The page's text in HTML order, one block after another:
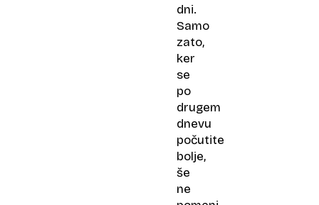
dni.
Samo
zato,
ker
se
po
drugem
dnevu
počutite
bolje,
še
ne